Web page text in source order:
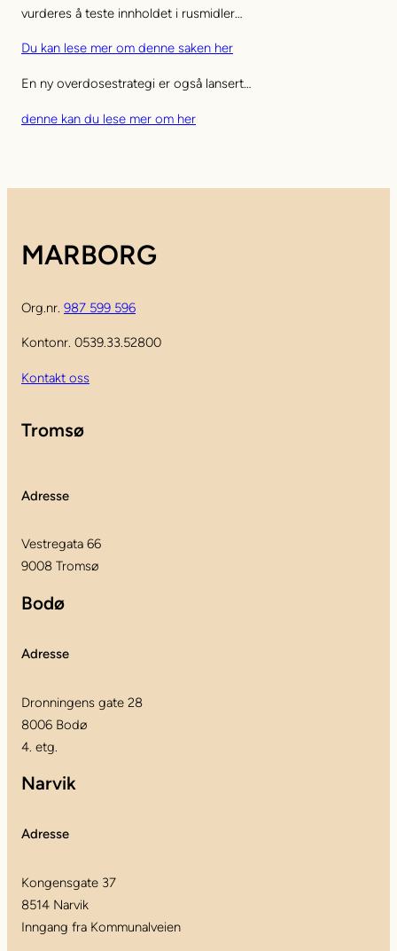
vurderes å teste innholdet i rusmidler…
Du kan lese mer om denne saken her
En ny overdosestrategi er også lansert…
denne kan du lese mer om her
MARBORG
Org.nr. 987 599 596
Kontonr. 0539.33.52800
Kontakt oss
Tromsø
Adresse
Vestregata 66
9008 Tromsø
Bodø
Adresse
Dronningens gate 28
8006 Bodø
4. etg.
Narvik
Adresse
Kongensgate 37
8514 Narvik
Inngang fra Kommunalveien